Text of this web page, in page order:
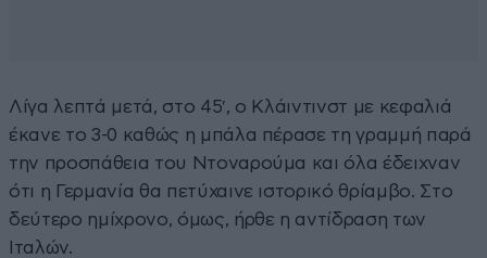
Λίγα λεπτά μετά, στο 45′, ο Κλάιντινστ με κεφαλιά
έκανε το 3-0 καθώς η μπάλα πέρασε τη γραμμή παρά
την προσπάθεια του Ντοναρούμα και όλα έδειχναν
ότι η Γερμανία θα πετύχαινε ιστορικό θρίαμβο. Στο
δεύτερο ημίχρονο, όμως, ήρθε η αντίδραση των
Ιταλών.